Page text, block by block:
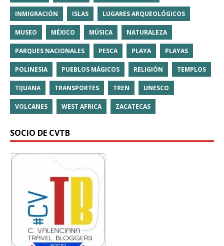
INMIGRACIÓN ISLAS LUGARES ARQUEOLÓGICOS
MUSEO MÉXICO MÚSICA NATURALEZA
PARQUES NACIONALES PESCA PLAYA PLAYAS
POLINESIA PUEBLOS MÁGICOS RELIGIÓN TEMPLOS
TIJUANA TRANSPORTES TREN UNESCO
VOLCANES WEST AFRICA ZACATECAS
SOCIO DE CVTB